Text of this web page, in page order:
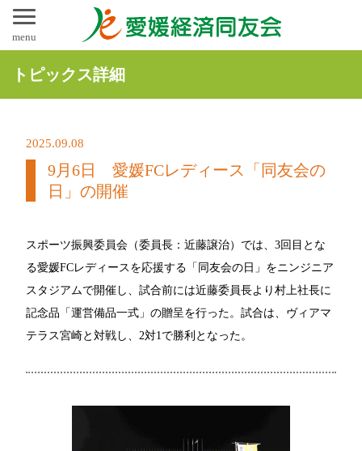
menu
トピックス詳細
2025.09.08
9月6日 愛媛FCレディース「同友会の
日」の開催
スポーツ振興委員会（委員長：近藤譲治）では、3回目とな
る愛媛FCレディースを応援する「同友会の日」をニンジニア
スタジアムで開催し、試合前には近藤委員長より村上社長に
記念品「運営備品一式」の贈呈を行った。試合は、ヴィアマ
テラス宮崎と対戦し、2対1で勝利となった。